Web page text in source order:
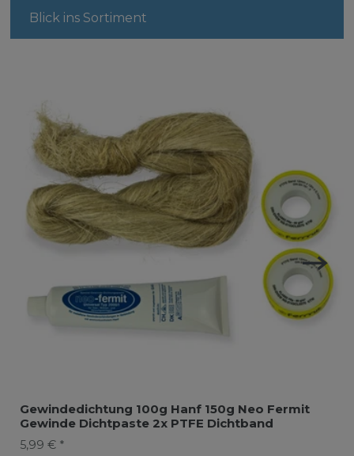
Blick ins Sortiment
Gewindedichtung 100g Hanf 150g Neo Fermit
Gewinde Dichtpaste 2x PTFE Dichtband
5,99 € *